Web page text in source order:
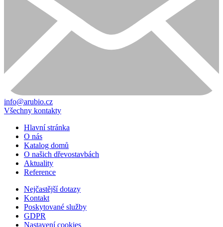
info@arubio.cz
Všechny kontakty
Hlavní stránka
O nás
Katalog domů
O našich dřevostavbách
Aktuality
Reference
Nejčastější dotazy
Kontakt
Poskytované služby
GDPR
Nastavení cookies